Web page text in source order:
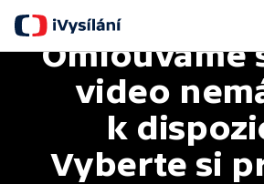
Omlouváme
video
k
Vyberte si